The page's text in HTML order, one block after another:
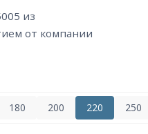
от компании
180 200 220 250